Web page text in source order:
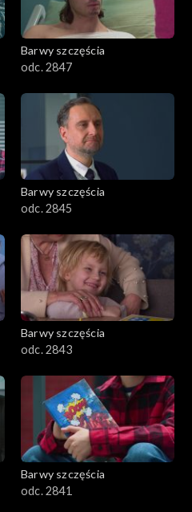
Barwy szczęścia
odc. 2847
Barwy szczęścia
odc. 2845
Barwy szczęścia
odc. 2843
Barwy szczęścia
odc. 2841